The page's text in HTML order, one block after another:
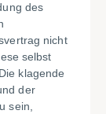
des
nicht
selbst
klagende
der
sein,